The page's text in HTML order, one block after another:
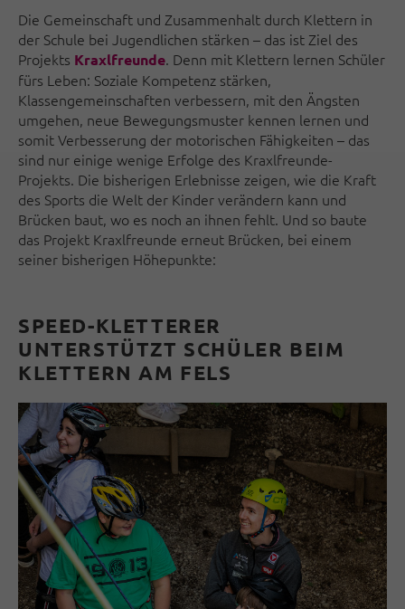
Die Gemeinschaft und Zusammenhalt durch Klettern in
der Schule bei Jugendlichen stärken – das ist Ziel des
Projekts Kraxlfreunde. Denn mit Klettern lernen Schüler
fürs Leben: Soziale Kompetenz stärken,
Klassengemeinschaften verbessern, mit den Ängsten
umgehen, neue Bewegungsmuster kennen lernen und
somit Verbesserung der motorischen Fähigkeiten – das
sind nur einige wenige Erfolge des Kraxlfreunde-
Projekts. Die bisherigen Erlebnisse zeigen, wie die Kraft
des Sports die Welt der Kinder verändern kann und
Brücken baut, wo es noch an ihnen fehlt. Und so baute
das Projekt Kraxlfreunde erneut Brücken, bei einem
seiner bisherigen Höhepunkte:
SPEED-KLETTERER
UNTERSTÜTZT SCHÜLER BEIM
KLETTERN AM FELS